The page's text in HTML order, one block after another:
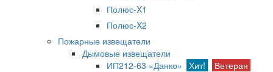
Полюс-X1
Полюс-X2
Пожарные извещатели
Дымовые извещатели
ИП212-63 «Данко» Хит!
Ветеран